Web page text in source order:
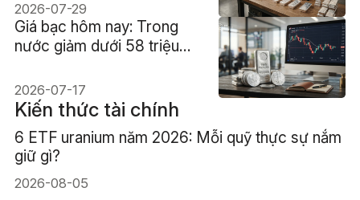
2026-07-29
Giá bạc hôm nay: Trong
nước giảm dưới 58 triệu
XAG/USD giữ quanh
$55/ounce
2026-07-17
Kiến thức tài chính
6 ETF uranium năm 2026: Mỗi quỹ thực sự nắm
giữ gì?
2026-08-05